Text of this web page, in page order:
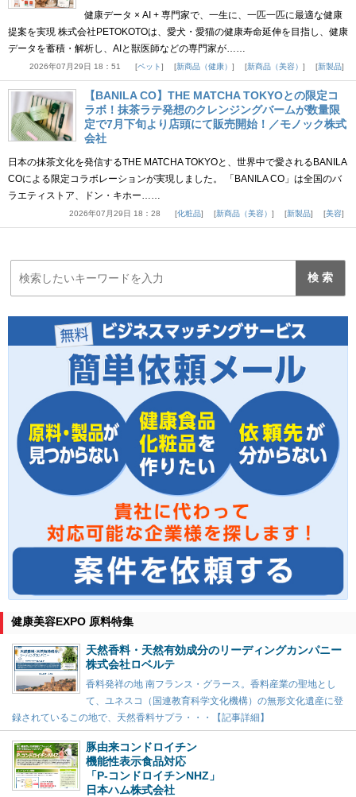
健康データ × AI + 専門家で、一生に、一匹一匹に最適な健康
提案を実現 株式会社PETOKOTOは、愛犬・愛猫の健康寿命延伸を目指し、健康
データを蓄積・解析し、AIと獣医師などの専門家が……
2026年07月29日 18：51 ペット 新商品（健康） 新商品（美容） 新製品
【BANILA CO】THE MATCHA TOKYOとの限定コ
ラボ！抹茶ラテ発想のクレンジングバームが数量限
定で7月下旬より店頭にて販売開始！／モノック株式
会社
日本の抹茶文化を発信するTHE MATCHA TOKYOと、世界中で愛されるBANILA
COによる限定コラボレーションが実現しました。 「BANILA CO」は全国のバ
ラエティストア、ドン・キホー……
2026年07月29日 18：28 化粧品 新商品（美容） 新製品 美容
健康美容EXPO 原料特集
天然香料・天然有効成分のリーディングカンパニー
株式会社ロベルテ
香料発祥の地 南フランス・グラース。香料産業の聖地とし
て、ユネスコ（国連教育科学文化機構）の無形文化遺産に登
録されているこの地で、天然香料サプラ・・・【記事詳細】
豚由来コンドロイチン
機能性表示食品対応
「P-コンドロイチンNHZ」
日本ハム株式会社